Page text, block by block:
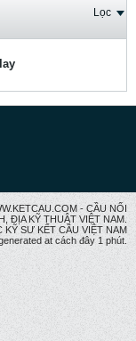
Lọc
- CẦU NỐI
ĐỊA KỸ THUẬT VIỆT NAM.
SƯ KẾT CÂU VIỆT NAM
at cách đây 1 phút.